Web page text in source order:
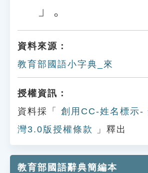
」。
資料來源：
教育部國語小字典_來
授權資訊：
資料採「
創用CC-姓名標示-
灣3.0版授權條款
」釋出
教育部國語辭典簡編本